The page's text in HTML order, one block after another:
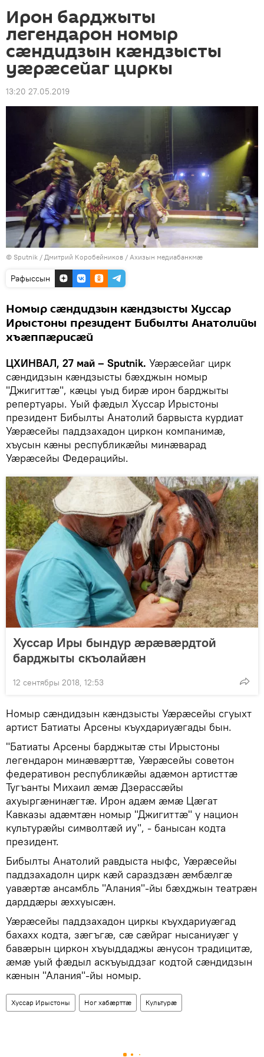
Ирон барджыты
легендарон номыр
сӕндидзын кӕндзысты
уӕрӕсейаг циркы
13:20 27.05.2019
© Sputnik / Дмитрий Коробейников / Ахизын медиабанкмæ
Рафыссын
Номыр сӕндидзын кӕндзысты Хуссар
Ирыстоны президент Бибылты Анатолийы
хъӕппӕрисӕй
ЦХИНВАЛ, 27 май – Sputnik. Уӕрӕсейаг цирк
сӕндидзын кӕндзысты бӕхджын номыр
"Джигиттӕ", кӕцы уыд бирӕ ирон барджыты
репертуары. Уый фӕдыл Хуссар Ирыстоны
президент Бибылты Анатолий барвыста курдиат
Уӕрӕсейы паддзахадон циркон компанимӕ,
хъусын кӕны республикӕйы минӕварад
Уӕрӕсейы Федерацийы.
Хуссар Иры бындур æрæвæрдтой
барджыты скъолайæн
12 сентябры 2018, 12:53
Номыр сӕндидзын кӕндзысты Уӕрӕсейы сгуыхт
артист Батиаты Арсены къухдариуӕгады бын.
"Батиаты Арсены барджытӕ сты Ирыстоны
легендарон минӕвӕрттӕ, Уӕрӕсейы советон
федеративон республикӕйы адӕмон артисттӕ
Тугъанты Михаил ӕмӕ Дзерассӕйы
ахуыргӕнинӕгтӕ. Ирон адӕм ӕмӕ Цӕгат
Кавказы адӕмтӕн номыр "Джигиттӕ" у национ
культурӕйы символтӕй иу", - банысан кодта
президент.
Бибылты Анатолий равдыста ныфс, Уӕрӕсейы
паддзахадолн цирк кӕй сараздзӕн ӕмбӕлгӕ
уавӕртӕ ансамбль "Алания"-йы бӕхджын театрӕн
дарддӕры ӕххуысӕн.
Уӕрӕсейы паддзахадон циркы къухдариуӕгад
бахахх кодта, зӕгъгӕ, сӕ сӕйраг нысаниуӕг у
бавӕрын циркон хъуыддаджы ӕнусон традицитӕ,
ӕмӕ уый фӕдыл аскъуыддзаг кодтой сӕндидзын
кӕнын "Алания"-йы номыр.
Хуссар Ирыстоны Ног хабӕрттӕ Культурӕ